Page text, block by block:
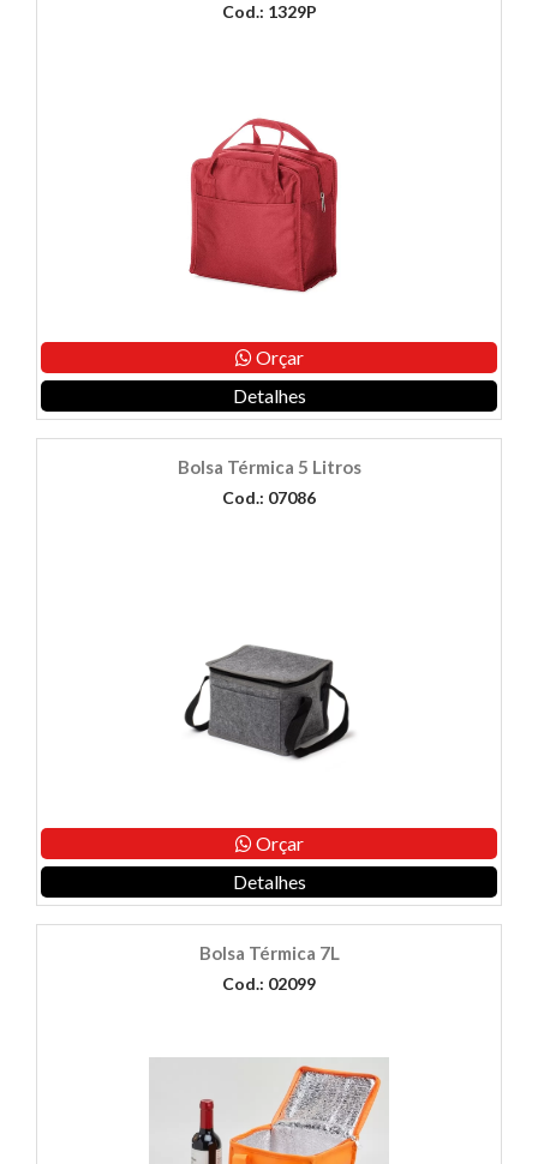
Cod.: 1329P
Orçar
Detalhes
Bolsa Térmica 5 Litros
Cod.: 07086
Orçar
Detalhes
Bolsa Térmica 7L
Cod.: 02099